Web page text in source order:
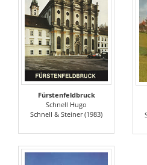
Fürstenfeldbruck
Schnell Hugo
Schnell & Steiner (1983)